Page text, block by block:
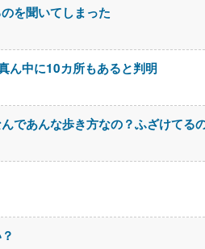
を聞いてしまった
ん中に10カ所もあると判明
であんな歩き方なの？ふざけてる